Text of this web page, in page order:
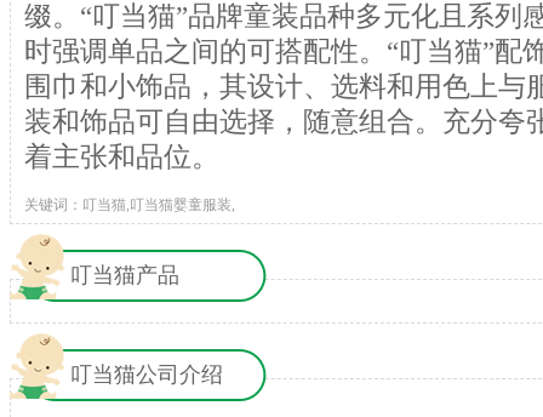
缀。“叮当猫”品牌童装品种多元化且系列
时强调单品之间的可搭配性。“叮当猫”配
围巾和小饰品，其设计、选料和用色上与
装和饰品可自由选择，随意组合。充分夸
着主张和品位。
关键词：叮当猫,叮当猫婴童服装,
叮当猫产品
叮当猫公司介绍